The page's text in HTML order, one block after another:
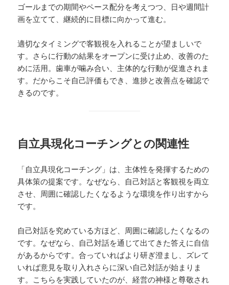
ゴールまでの期間やペース配分を考えつつ、日や週間計
画を立てて、継続的に目標に向かって進む。
適切なタイミングで客観視を入れることが望ましいで
す。さらに行動の結果をオープンに受け止め、改善のた
めに活用。歯車が噛み合い、主体的な行動が促進されま
す。だからこそ自己評価もでき、進捗と改善点を確認で
きるのです。
自立具現化コーチングとの関連性
「自立具現化コーチング」は、主体性を発揮するための
具体策の提案です。なぜなら、自己対話と客観視を両立
させ、周囲に確認したくなるような環境を作り出すから
です。
自己対話を究めている方ほど、周囲に確認したくなるの
です。なぜなら、自己対話を通じて出てきた答えに自信
があるからです。合っていればより研ぎ澄まし、ズレて
いれば意見を取り入れさらに深い自己対話が始まりま
す。こちらを実践していたのが、経営の神様と尊敬され